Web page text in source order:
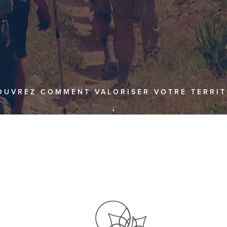
COMMENT VALORISER VOTRE
↓